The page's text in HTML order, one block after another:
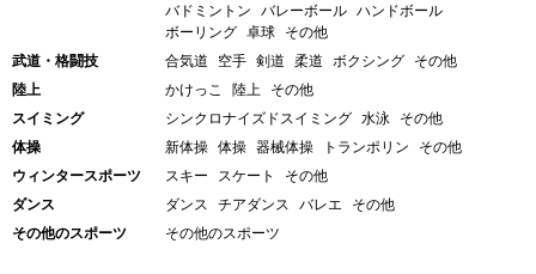
バドミントン
バレーボール ハンドボール
ボーリング 卓球
その他
武道・格闘技
合気道 空手 剣道 柔道 ボクシング
その他
陸上
かけっこ 陸上
その他
スイミング
シンクロナイズドスイミング 水泳
その他
体操
新体操 体操 器械体操 トランポリン
その他
ウィンタースポーツ
スキー スケート
その他
ダンス
ダンス チアダンス バレエ
その他
その他のスポーツ
その他のスポーツ